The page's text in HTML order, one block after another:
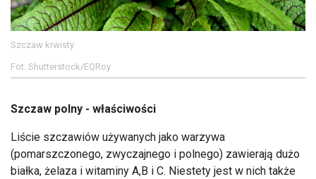
Szczaw krwisty
Fot. Shutterstock/EQRoy
Szczaw polny - właściwości
Liście szczawiów używanych jako warzywa
(pomarszczonego, zwyczajnego i polnego) zawierają dużo
białka, żelaza i witaminy A,B i C. Niestety jest w nich także